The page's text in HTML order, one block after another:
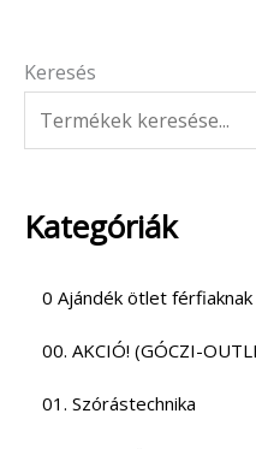
Keresés
Kategóriák
0 Ajándék ötlet férfiaknak
00. AKCIÓ! (GÓCZI-
01. Szórástechnika